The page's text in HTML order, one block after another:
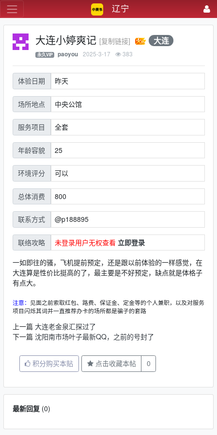
辽宁
大连小婷爽记 [复制链接] 大连
永久VIP paoyou 2025-3-17 383
体验日期 昨天
场所地点 中央公馆
服务项目 全套
年龄容貌 25
环境评分 可以
总体消费 800
联系方式 @p188895
联络攻略 未登录用户无权查看 立即登录
一如即往的骚，飞机提前预定，还是跟以前体验的一样感觉，在
大连算是性价比挺高的了，最主要是不好预定，缺点就是体格子
有点大。
注意： 见面之前索取红包、路费、保证金、定金等的个人兼职，以及对服务
项目闪烁其词并一直推荐办卡的场所都是骗子的套路
上一篇 大连老金泉汇探过了
下一篇 沈阳南市场叶子最新QQ，之前的号封了
积分购买本贴 点击收藏本帖 0
最新回复(0)